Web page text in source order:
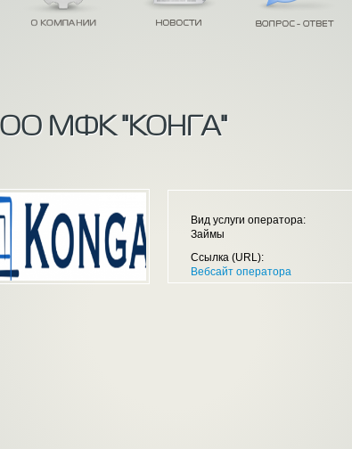
МФК "КОНГА"
Вид услуги оператора:
Займы
Ссылка (URL):
Вебсайт оператора